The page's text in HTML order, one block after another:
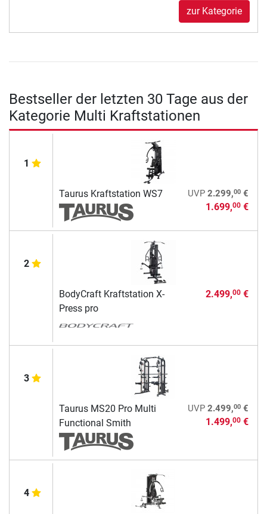
zur Kategorie
Bestseller der letzten 30 Tage aus der
Kategorie Multi Kraftstationen
1
Taurus Kraftstation WS7 UVP 2.299,00€
1.699,00€
2
BodyCraft Kraftstation X-
Press pro
2.499,00€
3
Taurus MS20 Pro Multi
Functional Smith
UVP 2.499,00€
1.499,00€
4